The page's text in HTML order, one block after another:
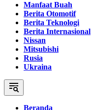
Manfaat Buah
Berita Otomotif
Berita Teknologi
Berita Internasional
Nissan
Mitsubishi
Rusia
Ukraina
Beranda